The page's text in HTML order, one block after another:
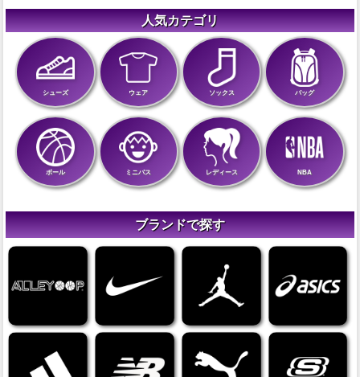
人気カテゴリ
シューズ ウェア ソックス バッグ
ボール ミニバス レディース NBA
ブランドで探す